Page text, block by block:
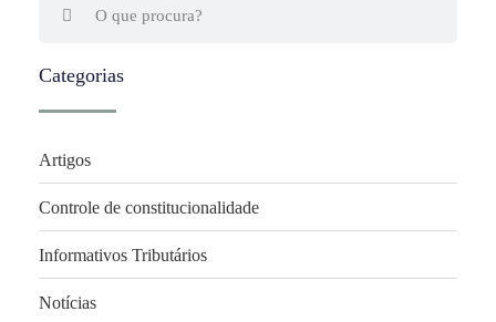
Categorias
Artigos
Controle de constitucionalidade
Informativos Tributários
Notícias